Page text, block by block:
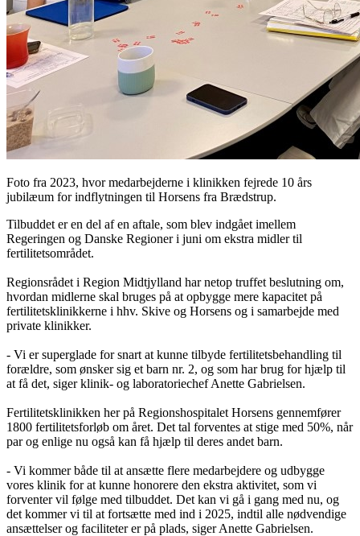
Foto fra 2023, hvor medarbejderne i klinikken fejrede 10 års
jubilæum for indflytningen til Horsens fra Brædstrup.
Tilbuddet er en del af en aftale, som blev indgået imellem
Regeringen og Danske Regioner i juni om ekstra midler til
fertilitetsområdet.
Regionsrådet i Region Midtjylland har netop truffet beslutning om,
hvordan midlerne skal bruges på at opbygge mere kapacitet på
fertilitetsklinikkerne i hhv. Skive og Horsens og i samarbejde med
private klinikker.
- Vi er superglade for snart at kunne tilbyde fertilitetsbehandling til
forældre, som ønsker sig et barn nr. 2, og som har brug for hjælp til
at få det, siger klinik- og laboratoriechef Anette Gabrielsen.
Fertilitetsklinikken her på Regionshospitalet Horsens gennemfører
1800 fertilitetsforløb om året. Det tal forventes at stige med 50%, når
par og enlige nu også kan få hjælp til deres andet barn.
- Vi kommer både til at ansætte flere medarbejdere og udbygge
vores klinik for at kunne honorere den ekstra aktivitet, som vi
forventer vil følge med tilbuddet. Det kan vi gå i gang med nu, og
det kommer vi til at fortsætte med ind i 2025, indtil alle nødvendige
ansættelser og faciliteter er på plads, siger Anette Gabrielsen.